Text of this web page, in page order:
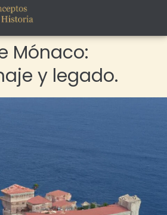
Mónaco:
y legado.